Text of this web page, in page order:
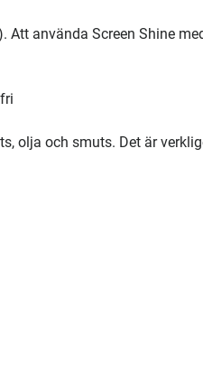
Att använda Screen Shine
olja och smuts. Det är